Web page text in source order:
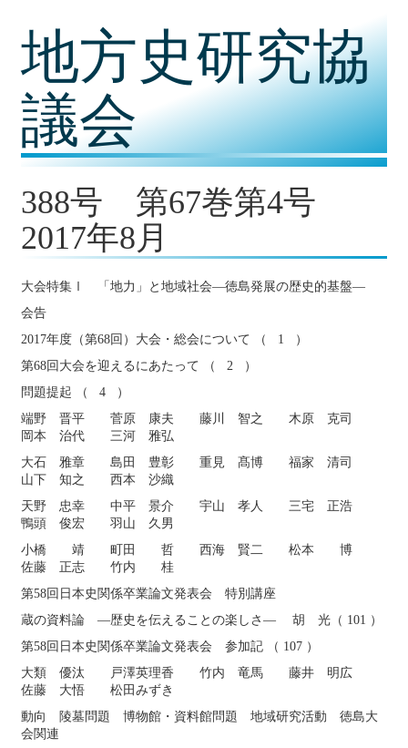
地方史研究協
議会
388号 第67巻第4号
2017年8月
大会特集Ⅰ 「地力」と地域社会―徳島発展の歴史的基盤―
会告
2017年度（第68回）大会・総会について （ 1 ）
第68回大会を迎えるにあたって （ 2 ）
問題提起 （ 4 ）
端野 晋平 菅原 康夫 藤川 智之 木原 克司
岡本 治代 三河 雅弘
大石 雅章 島田 豊彰 重見 髙博 福家 清司
山下 知之 西本 沙織
天野 忠幸 中平 景介 宇山 孝人 三宅 正浩
鴨頭 俊宏 羽山 久男
小橋 靖 町田 哲 西海 賢二 松本 博
佐藤 正志 竹内 桂
第58回日本史関係卒業論文発表会 特別講座
蔵の資料論 ―歴史を伝えることの楽しさ― 胡 光（ 101 ）
第58回日本史関係卒業論文発表会 参加記 （ 107 ）
大類 優汰 戸澤英理香 竹内 竜馬 藤井 明広
佐藤 大悟 松田みずき
動向 陵墓問題 博物館・資料館問題 地域研究活動 徳島大
会関連